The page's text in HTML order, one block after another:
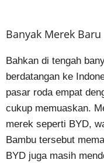
Banyak Merek Baru
Bahkan di tengah
berdatangan ke
pasar roda empat
cukup memuaskan.
merek seperti BYD,
Bambu tersebut
BYD juga masih